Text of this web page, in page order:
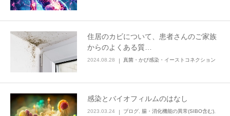
住居のカビについて、患者さんのご家族
からのよくある質…
2024.08.28 真菌・かび感染・イーストコネクション
感染とバイオフィルムのはなし
2023.03.24 ブログ 腸・消化機能の異常(SIBO含む)